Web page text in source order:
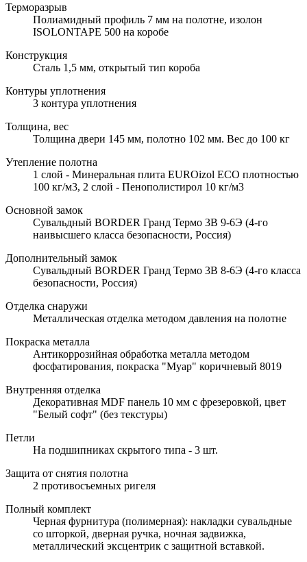
Терморазрыв
Полиамидный профиль 7 мм на полотне, изолон
ISOLONTAPE 500 на коробе
Конструкция
Сталь 1,5 мм, открытый тип короба
Контуры уплотнения
3 контура уплотнения
Толщина, вес
Толщина двери 145 мм, полотно 102 мм. Вес до 100 кг
Утепление полотна
1 слой - Минеральная плита EUROizol ECO плотностью
100 кг/м3, 2 слой - Пенополистирол 10 кг/м3
Основной замок
Сувальдный BORDER Гранд Термо 3В 9-6Э (4-го
наивысшего класса безопасности, Россия)
Дополнительный замок
Сувальдный BORDER Гранд Термо 3В 8-6Э (4-го класса
безопасности, Россия)
Отделка снаружи
Металлическая отделка методом давления на полотне
Покраска металла
Антикоррозийная обработка металла методом
фосфатирования, покраска "Муар" коричневый 8019
Внутренняя отделка
Декоративная MDF панель 10 мм с фрезеровкой, цвет
"Белый софт" (без текстуры)
Петли
На подшипниках скрытого типа - 3 шт.
Защита от снятия полотна
2 противосъемных ригеля
Полный комплект
Черная фурнитура (полимерная): накладки сувальдные
со шторкой, дверная ручка, ночная задвижка,
металлический эксцентрик с защитной вставкой.